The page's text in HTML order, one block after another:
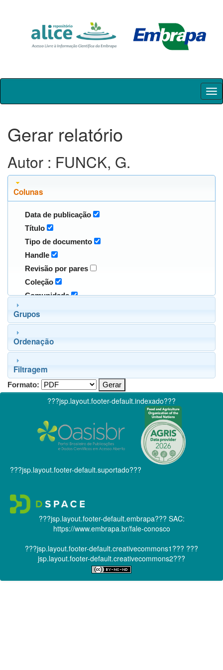
Skip
Gerar relatório
Autor : FUNCK, G.
Colunas
Data de publicação
Título
Tipo de documento
Handle
Revisão por pares
Coleção
Comunidade
Grupos
Ordenação
Filtragem
Formato:
???jsp.layout.footer-default.indexado???
???jsp.layout.footer-default.suportado???
???jsp.layout.footer-default.embrapa??? SAC:
https://www.embrapa.br/fale-conosco
???jsp.layout.footer-default.creativecommons1??? ???
jsp.layout.footer-default.creativecommons2???